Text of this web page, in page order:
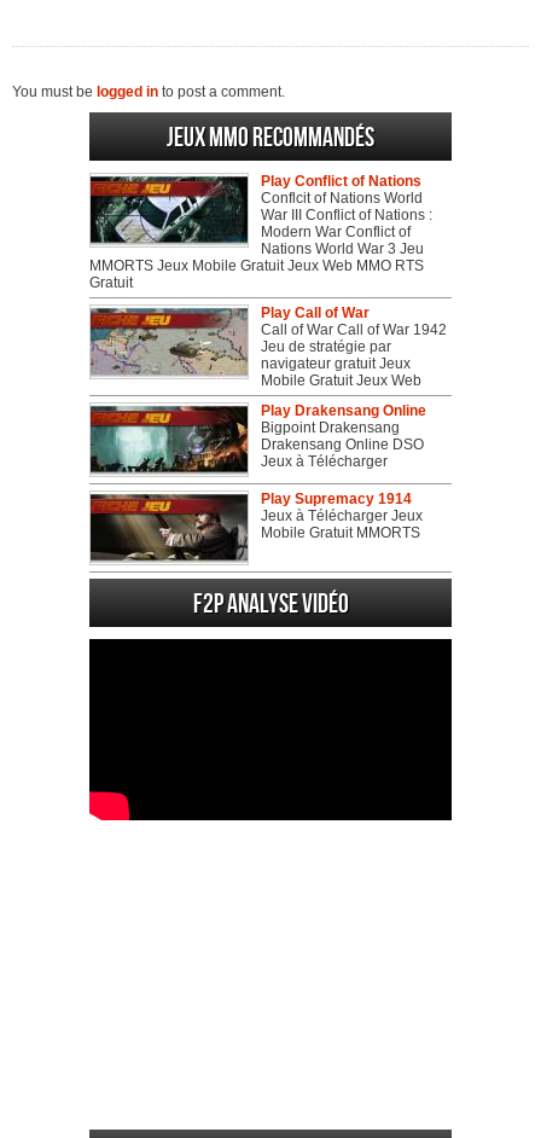
You must be logged in to post a comment.
Jeux MMO recommandés
Play Conflict of Nations
Conflcit of Nations World
War III Conflict of Nations :
Modern War Conflict of
Nations World War 3 Jeu
MMORTS Jeux Mobile Gratuit Jeux Web MMO RTS
Gratuit
Play Call of War
Call of War Call of War 1942
Jeu de stratégie par
navigateur gratuit Jeux
Mobile Gratuit Jeux Web
Play Drakensang Online
Bigpoint Drakensang
Drakensang Online DSO
Jeux à Télécharger
Play Supremacy 1914
Jeux à Télécharger Jeux
Mobile Gratuit MMORTS
F2P Analyse vidéo